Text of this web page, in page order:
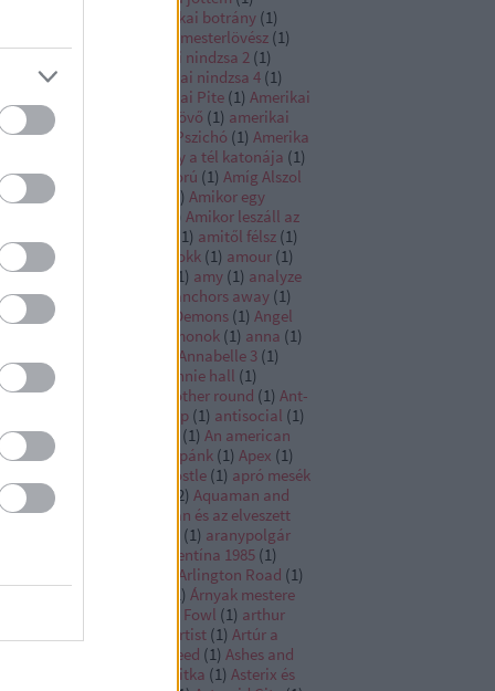
amerikai botrány (1)
amerikai mesterlövész (1)
amerikai nindzsa 2 (1)
nindzsa 3
amerikai nindzsa 4 (1)
Amerikai Pite (1) Amerikai
( Amerikai pite az eskövő (1) amerikai
a találkozó
Amerikai Pszichó (1) Amerika
Amerika kapitány a tél katonája (1)
kapitány polgárháború (1) Amíg Alszol
Amikor a Farok csóválja ) Amikor egy
Amikor leszáll az
1) amitől félsz (1)
félünk
Ami sok az sokk (1) amour (1)
1) amy (1) analyze
(1)ananász expressz anchors away (1)
( Andor Angels & Demons (1) Angel
Angyalok és démonok (1) anna (1)
Annabelle 3 (1)
Comes Home
annie hall (1)
another round (1) Ant-
Ant-Man and the Wasp (1) antisocial (1)
(1) (1) An american
( an open secret Apánk (1) Apex (1)
apostle (1) apró mesék
apró titkok 2) Aquaman and
Lost Kingdom
Aquaman és az elveszett
(1) aranypolgár
Argentína 1985 (1)
Arlington Road (1)
1) Árnyak mestere
Artemis Fowl (1) arthur
artist (1) Artúr a
Asassins Creed (1) Ashes and
asterix a varázsital titka (1) Asterix és